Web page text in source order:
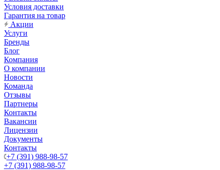
Условия доставки
Гарантия на товар
Акции
Услуги
Бренды
Блог
Компания
О компании
Новости
Команда
Отзывы
Партнеры
Контакты
Вакансии
Лицензии
Документы
Контакты
+7 (391) 988-98-57
+7 (391) 988-98-57